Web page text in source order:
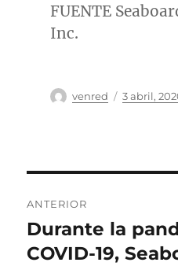
FUENTE
Inc.
Autor
venred
Publicado
3 abril,
de
entradas
ANTERIOR
Entrada
anterior:
Durante la
COVID-19,